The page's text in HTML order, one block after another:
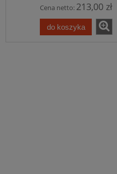
1 291,50 zł
do koszyka
Cena netto: 213,00 zł
do koszyka